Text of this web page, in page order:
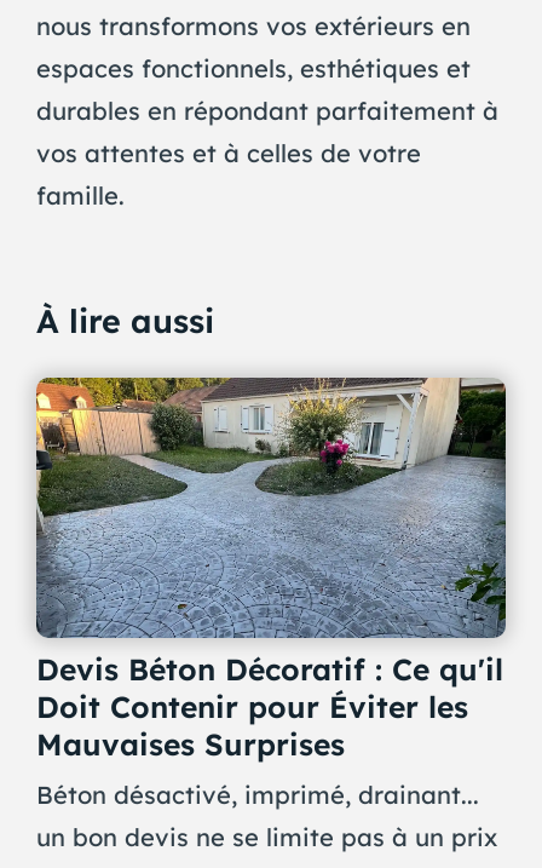
nous transformons vos extérieurs en
espaces fonctionnels, esthétiques et
durables en répondant parfaitement à
vos attentes et à celles de votre
famille.
À lire aussi
Devis Béton Décoratif : Ce qu'il
Doit Contenir pour Éviter les
Mauvaises Surprises
Béton désactivé, imprimé, drainant...
un bon devis ne se limite pas à un prix